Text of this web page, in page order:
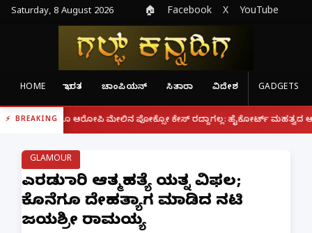
Saturday, 8 August 2026 🏠 Facebook X YouTube
HOME ಭಾರತ ಚಾಂಪಿಯನ್ ಸಿತಾರಾ ವಿದೇಶ GADGETS
BREAKING
ಆರೋಪಿ ಮೇಲಿನ ಪೋಕ್ಸೋ ಕೇಸ್ ರದ್ದಾಗಲ್ಲ: ಹೈಕೋರ್ಟ್ ಮಹತ್ವದ ಆದೇಶ |
GLAMOUR
ಎರಡು ಬಾರಿ ಆತ್ಮಹತ್ಯೆ ಯತ್ನ ವಿಫಲ;
ಕೊನೆಗೂ ದೇಹತ್ಯಾಗ ಮಾಡಿದ ನಟಿ
ಜಯಶ್ರೀ ರಾಮಯ್ಯ